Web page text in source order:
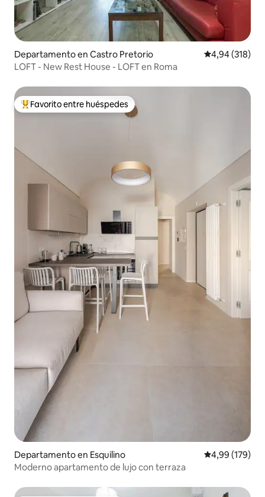
Departamento en Castro Pretorio Calificación
4,94 (318)
LOFT - New Rest House - LOFT en Roma
Favorito entre los huéspedes más destacados
Favorito entre huéspedes
Departamento en Esquilino Calificación
4,99 (179)
Moderno apartamento de lujo con terraza